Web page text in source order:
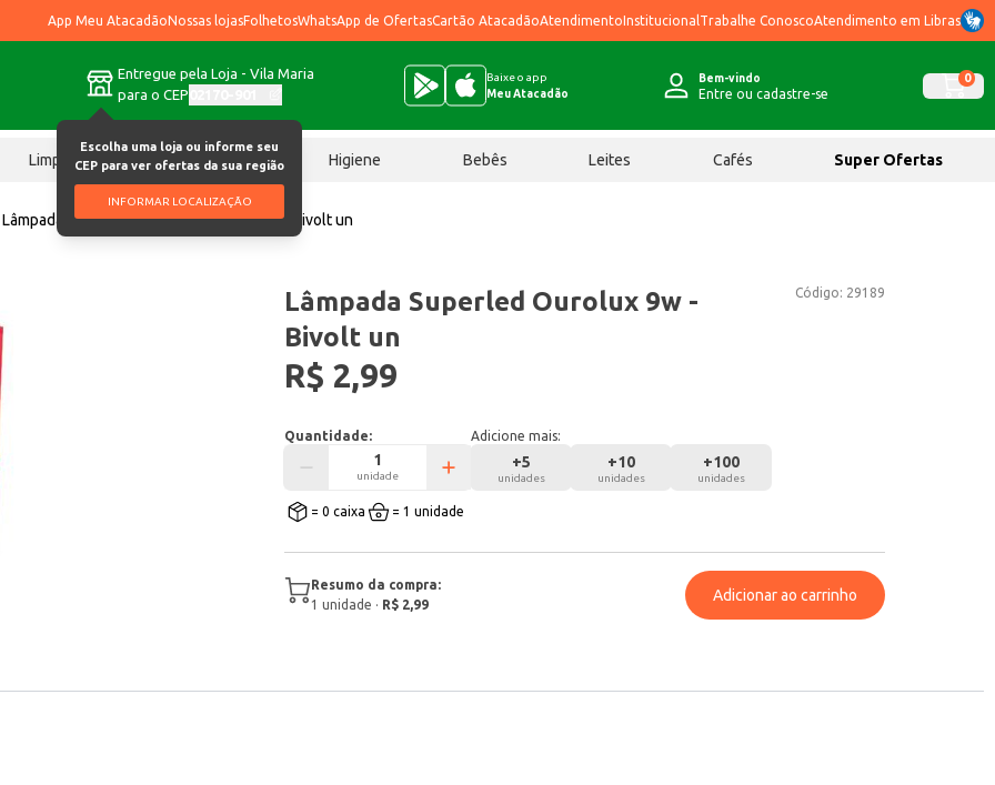
App Meu AtacadãoNossas lojasFolhetosWhatsApp de OfertasCartão AtacadãoAtendimentoInstitucional Trabalhe ConoscoAtendimento em Libras
Entregue pela Loja - Vila Maria
para o CEP
Escolha uma loja ou informe seu
CEP para ver ofertas da sua região
INFORMAR LOCALIZAÇÃO
Baixe o app
Meu Atacadão
Bem-vindo
Entre ou cadastre-se
0
Limpeza Chocolates Higiene Bebês Leites Cafés Super Ofertas
Lâmpada Lâmpada Superled Ourolux 9w Bivolt un
Código: 29189
Lâmpada Superled Ourolux 9w -
Bivolt un
R$ 2,99
Quantidade:
unidade
Adicione mais:
+5
unidades
+10
unidades
+100
unidades
= 0 caixa = 1 unidade
Resumo da compra:
1 unidade · R$ 2,99
Adicionar ao carrinho